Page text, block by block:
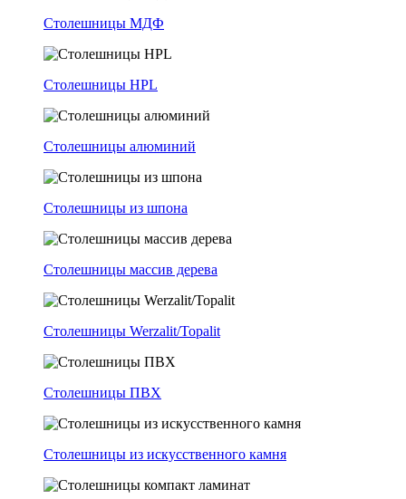
Столешницы МДФ
Столешницы HPL
Столешницы алюминий
Столешницы из шпона
Столешницы массив дерева
Столешницы Werzalit/Topalit
Столешницы ПВХ
Столешницы из искусственного камня